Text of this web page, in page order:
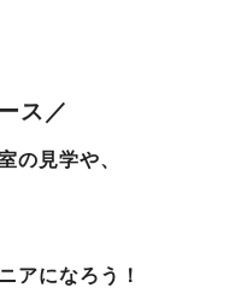
ス ／
の見学や、
アになろう！